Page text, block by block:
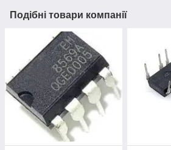
Подібні товари компанії